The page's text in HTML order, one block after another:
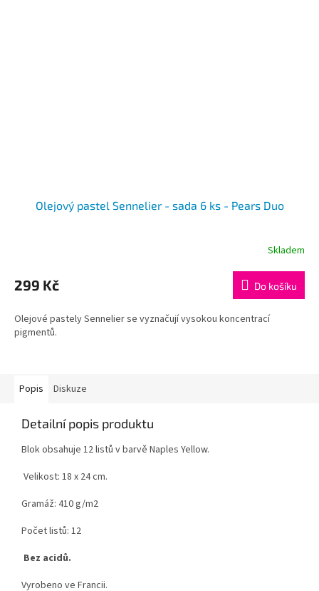
Olejový pastel Sennelier - sada 6 ks - Pears Duo
Skladem
299 Kč Do košíku
Olejové pastely Sennelier se vyznačují vysokou koncentrací
pigmentů.
Popis Diskuze
Detailní popis produktu
Blok obsahuje 12 listů v barvě Naples Yellow.
Velikost: 18 x 24 cm.
Gramáž: 410 g/m2
Počet listů: 12
Bez acidů.
Vyrobeno ve Francii.